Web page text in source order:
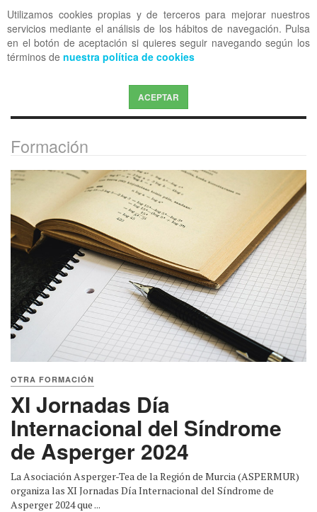
Utilizamos cookies propias y de terceros para mejorar nuestros
servicios mediante el análisis de los hábitos de navegación. Pulsa
en el botón de aceptación si quieres seguir navegando según los
términos de nuestra política de cookies
ACEPTAR
OFF CANVAS
Formación
OTRA FORMACIÓN
XI Jornadas Día
Internacional del Síndrome
de Asperger 2024
La Asociación Asperger-Tea de la Región de Murcia (ASPERMUR)
organiza las XI Jornadas Día Internacional del Síndrome de
Asperger 2024 que ...